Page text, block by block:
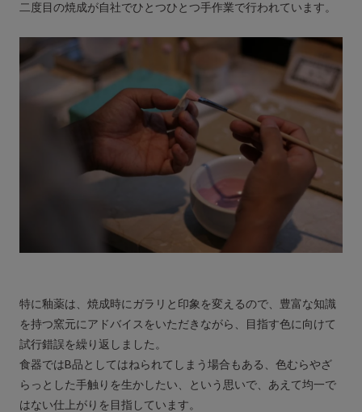
二度目の焼成が自社でひとつひとつ手作業で行われています。
特に釉薬は、焼成時にガラリと印象を変えるので、豊富な知識
を持つ窯元にアドバイスをいただきながら、目指す色に向けて
試行錯誤を繰り返しました。
食器ではB品としてはねられてしまう場合もある、色むらやざ
らっとした手触りを生かしたい、という思いで、あえて均一で
はない仕上がりを目指しています。